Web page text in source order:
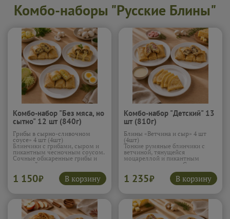
Комбо-наборы "Русские Блины"
Комбо-набор "Без мяса, но
сытно" 12 шт (840г)
Грибы в сырно-сливочном
соусе» 4 шт (4шт)
Блинчики с грибами, сыром и
пикантным чесночным соусом.
Сочные обжаренные грибы и
тянущийся сыр в каждом
кусочке создают насыщенный
вкус. Чёрный перец и
чесночный соус добавляют
ещё один блин.
Блины «Картофель и грибы» 4
1 150₽ В корзину
Комбо-набор "Детский" 13
шт (810г)
Блины «Ветчина и сыр» 4 шт
(4шт)
Тонкие румяные блинчики с
ветчиной, тянущейся
моцареллой и пикантным
чесночным соусом. С первого
укуса чувствуется нежная
ветчина и расплавленный сыр,
который аппетитно тянется
начинку особенно сочной,
превращая обычные блины в
настоящее удовольствие.
1 235₽ В корзину